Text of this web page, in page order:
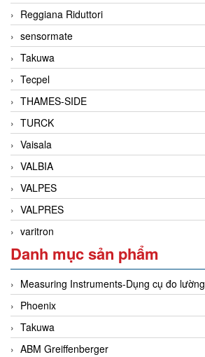
Reggiana Riduttori
sensormate
Takuwa
Tecpel
THAMES-SIDE
TURCK
Vaisala
VALBIA
VALPES
VALPRES
varitron
Danh mục sản phẩm
Measuring Instruments-Dụng cụ đo lường
Phoenix
Takuwa
ABM Greiffenberger